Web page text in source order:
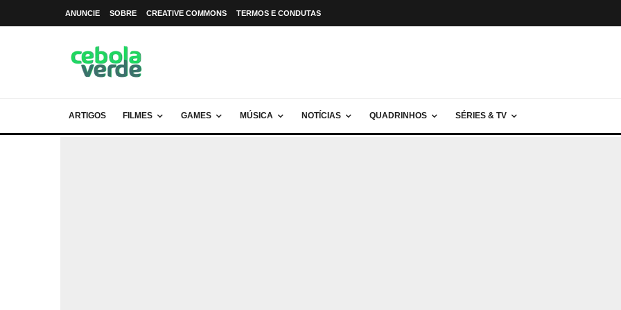
ANUNCIE SOBRE CREATIVE COMMONS TERMOS E CONDUTAS
ARTIGOS FILMES GAMES MÚSICA NOTÍCIAS QUADRINHOS SÉRIES & TV